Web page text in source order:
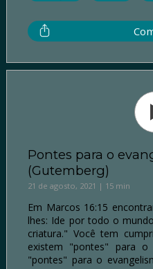
Pontes para o
(Gutemberg)
21 de agosto, 2021 | 15 min
Em Marcos 16:15
lhes: Ide por todo o
criatura." Você tem
existem "pontes" para o
"pontes" para o